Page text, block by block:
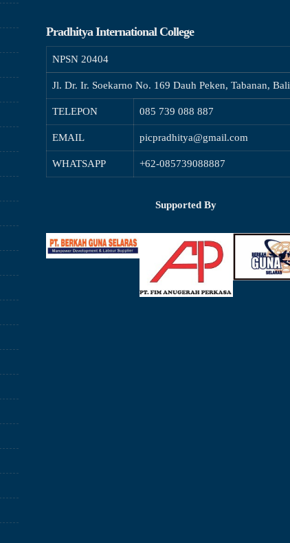
Pradhitya International College
NPSN 20404
Jl. Dr. Ir. Soekarno No. 169 Dauh Peken, Tabanan, Bali
TELEPON 085 739 088 887
EMAIL picpradhitya@gmail.com
WHATSAPP +62-085739088887
Supported By